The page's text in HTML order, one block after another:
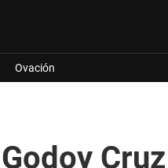
Ovación
Cruz